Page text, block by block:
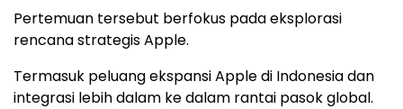
Pertemuan tersebut berfokus pada eksplorasi
rencana strategis Apple.
Termasuk peluang ekspansi Apple di Indonesia dan
integrasi lebih dalam ke dalam rantai pasok global.